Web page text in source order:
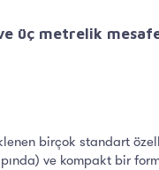
üç metrelik
birçok standart
ve kompakt bir